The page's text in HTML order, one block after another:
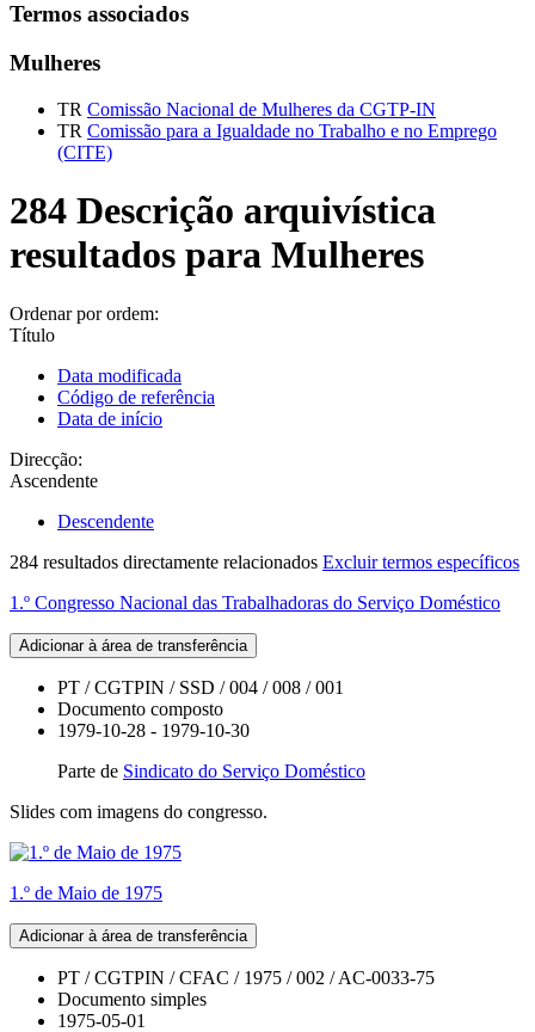
Termos associados
Mulheres
TR Comissão Nacional de Mulheres da CGTP-IN
TR Comissão para a Igualdade no Trabalho e no Emprego
(CITE)
284 Descrição arquivística
resultados para Mulheres
Ordenar por ordem:
Título
Data modificada
Código de referência
Data de início
Direcção:
Ascendente
Descendente
284 resultados directamente relacionados Excluir termos específicos
1.º Congresso Nacional das Trabalhadoras do Serviço Doméstico
Adicionar à área de transferência
PT / CGTPIN / SSD / 004 / 008 / 001
Documento composto
1979-10-28 - 1979-10-30
Parte de Sindicato do Serviço Doméstico
Slides com imagens do congresso.
1.º de Maio de 1975
Adicionar à área de transferência
PT / CGTPIN / CFAC / 1975 / 002 / AC-0033-75
Documento simples
1975-05-01